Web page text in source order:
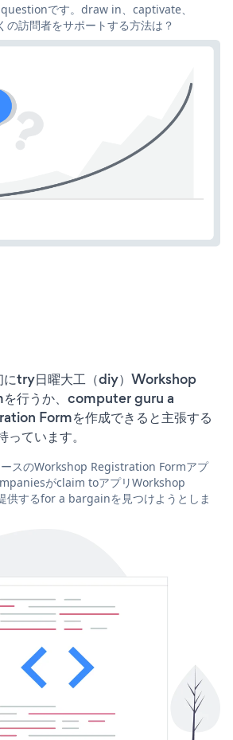
です。draw in、captivate、
の訪問者をサポートする方法は？
にtry日曜大工（diy）Workshop
行うか、computer guru a
Formを作成できると主張する
ています。
スのWorkshop Registration Formアプ
がclaim toアプリWorkshop
するfor a bargainを見つけようとしま